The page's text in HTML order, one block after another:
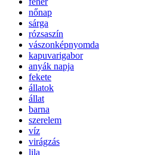
nőnap
sárga
rózsaszín
vászonképnyomda
kapuvarigabor
anyák napja
fekete
állatok
állat
barna
szerelem
víz
virágzás
lila